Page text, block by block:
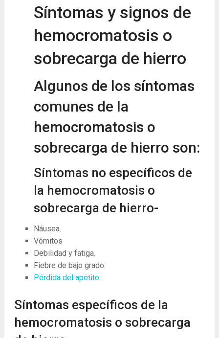
Síntomas y signos de
hemocromatosis o
sobrecarga de hierro
Algunos de los síntomas
comunes de la
hemocromatosis o
sobrecarga de hierro son:
Síntomas no específicos de
la hemocromatosis o
sobrecarga de hierro-
Náusea.
Vómitos
Debilidad y fatiga.
Fiebre de bajo grado.
Pérdida del apetito.
Síntomas específicos de la
hemocromatosis o sobrecarga